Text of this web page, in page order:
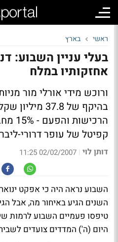
ראשי בארץ
בעלי עניין השבוע:
אחזקותיו במלח
ורוכש מידי אורלי מור
בהיקף של
קפיטל של עופר דרורי-
דותן לוי |
02/02/2007 11:25
השבוע נראה היה כי אפקט
השנים הגיע באיחור מה, אבל
טיפסו פעמיים השבוע לרמות
היום (ה') המדדים צועדים